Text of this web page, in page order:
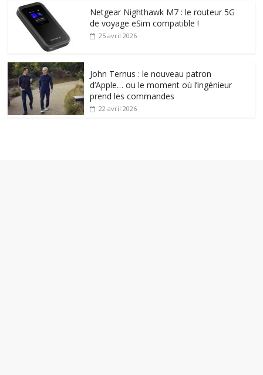
Netgear Nighthawk M7 : le routeur 5G
de voyage eSim compatible !
25 avril 2026
John Ternus : le nouveau patron
d’Apple… ou le moment où l’ingénieur
prend les commandes
22 avril 2026